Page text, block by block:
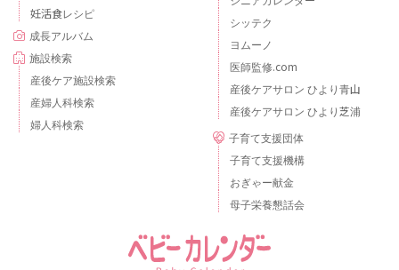
妊活食レシピ
成長アルバム
施設検索
産後ケア施設検索
産婦人科検索
婦人科検索
シッテク
ヨムーノ
医師監修.com
産後ケアサロン ひより青山
産後ケアサロン ひより芝浦
子育て支援団体
子育て支援機構
おぎゃー献金
母子栄養懇話会